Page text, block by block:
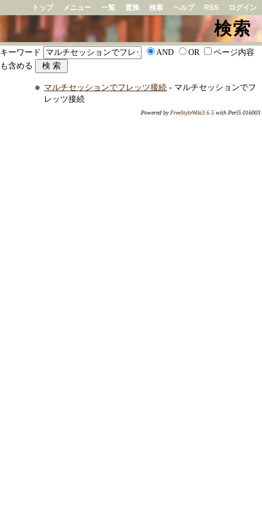
トップ メニュー 一覧 置換 検索 ヘルプ RSS ログイン
検索
キーワード AND OR
ページ内容
も含める
マルチセッションでフレッツ接続 - マルチセッションでフ
レッツ接続
Powered by FreeStyleWiki3.6.5 with Perl5.016003